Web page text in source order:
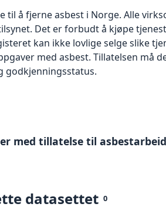
til å fjerne asbest i Norge. Alle
Det er forbudt å kjøpe
kan ikke lovlige selge slike
med asbest. Tillatelsen må
godkjenningsstatus.
med tillatelse til asbestarbeid
datasettet 0